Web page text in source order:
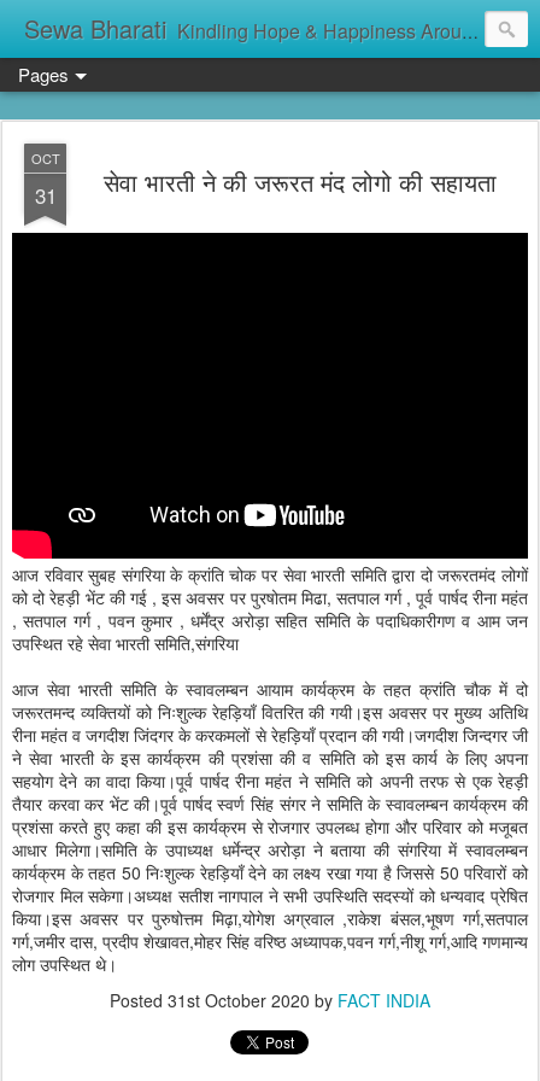
Sewa Bharati Kindling Hope & Happiness Around सेवा भारती சேவாபாரதி సేవా భారతి സേവാഭാരതി સેવા ભારતી সেবা ভাঁরাটি
Pages
OCT
31 सेवा भारती ने की जरूरत मंद लोगो की सहायता
आज रविवार सुबह संगरिया के क्रांति चोक पर सेवा भारती समिति द्वारा दो जरूरतमंद लोगों
को दो रेहड़ी भेंट की गई , इस अवसर पर पुरषोतम मिढा, सतपाल गर्ग , पूर्व पार्षद रीना महंत
, सतपाल गर्ग , पवन कुमार , धर्मेंद्र अरोड़ा सहित समिति के पदाधिकारीगण व आम जन
उपस्थित रहे सेवा भारती समिति,संगरिया
आज सेवा भारती समिति के स्वावलम्बन आयाम कार्यक्रम के तहत क्रांति चौक में दो
जरूरतमन्द व्यक्तियों को निःशुल्क रेहड़ियाँ वितरित की गयी।इस अवसर पर मुख्य अतिथि
रीना महंत व जगदीश जिंदगर के करकमलों से रेहड़ियाँ प्रदान की गयी।जगदीश जिन्दगर जी
ने सेवा भारती के इस कार्यक्रम की प्रशंसा की व समिति को इस कार्य के लिए अपना
सहयोग देने का वादा किया।पूर्व पार्षद रीना महंत ने समिति को अपनी तरफ से एक रेहड़ी
तैयार करवा कर भेंट की।पूर्व पार्षद स्वर्ण सिंह संगर ने समिति के स्वावलम्बन कार्यक्रम की
प्रशंसा करते हुए कहा की इस कार्यक्रम से रोजगार उपलब्ध होगा और परिवार को मजूबत
आधार मिलेगा।समिति के उपाध्यक्ष धर्मेन्द्र अरोड़ा ने बताया की संगरिया में स्वावलम्बन
कार्यक्रम के तहत 50 निःशुल्क रेहड़ियाँ देने का लक्ष्य रखा गया है जिससे 50 परिवारों को
रोजगार मिल सकेगा।अध्यक्ष सतीश नागपाल ने सभी उपस्थिति सदस्यों को धन्यवाद प्रेषित
किया।इस अवसर पर पुरुषोत्तम मिढ़ा,योगेश अग्रवाल ,राकेश बंसल,भूषण गर्ग,सतपाल
गर्ग,जमीर दास, प्रदीप शेखावत,मोहर सिंह वरिष्ठ अध्यापक,पवन गर्ग,नीशू गर्ग,आदि गणमान्य
लोग उपस्थित थे।
Posted 31st October 2020 by FACT INDIA